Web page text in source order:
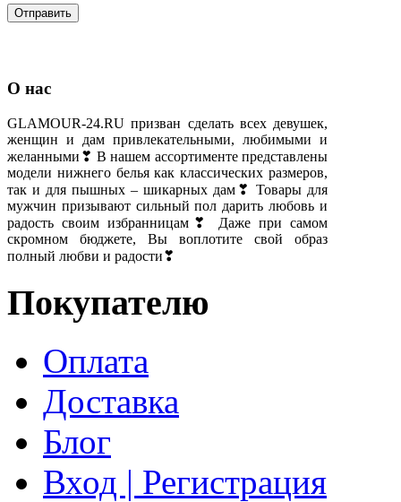
О нас
GLAMOUR-24.RU призван сделать всех девушек,
женщин и дам привлекательными, любимыми и
желанными❣ В нашем ассортименте представлены
модели нижнего белья как классических размеров,
так и для пышных – шикарных дам❣ Товары для
мужчин призывают сильный пол дарить любовь и
радость своим избранницам❣ Даже при самом
скромном бюджете, Вы воплотите свой образ
полный любви и радости❣
Покупателю
Оплата
Доставка
Блог
Вход | Регистрация